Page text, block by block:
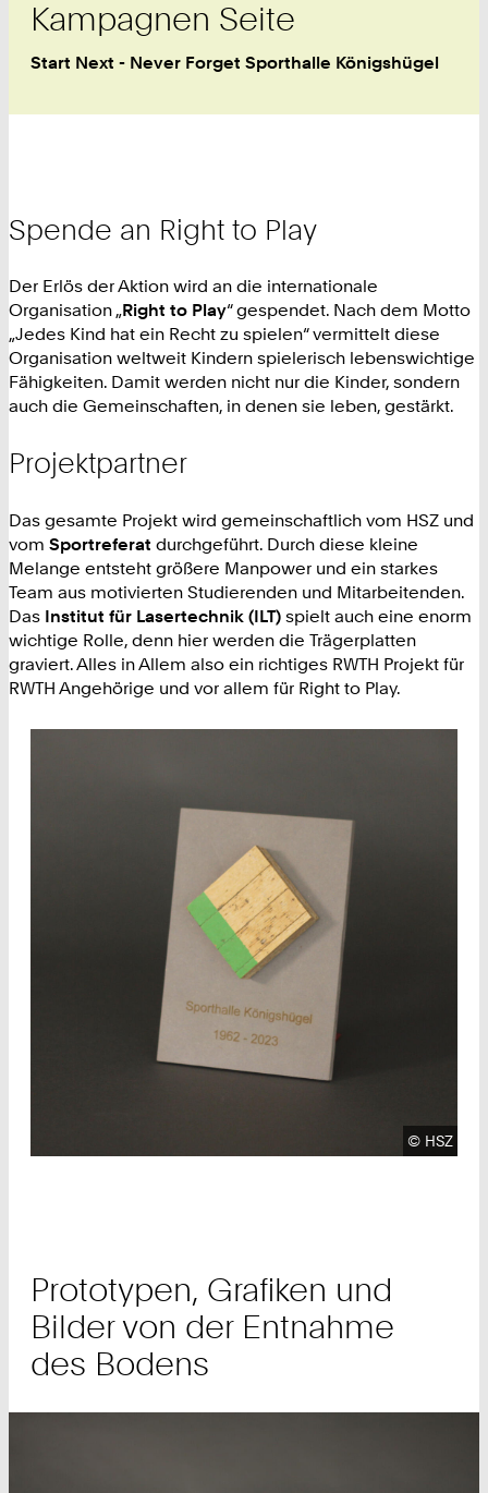
Kampagnen Seite
Start Next - Never Forget Sporthalle Königshügel
Spende an Right to Play
Der Erlös der Aktion wird an die internationale
Organisation „Right to Play“ gespendet. Nach dem Motto
„Jedes Kind hat ein Recht zu spielen“ vermittelt diese
Organisation weltweit Kindern spielerisch lebenswichtige
Fähigkeiten. Damit werden nicht nur die Kinder, sondern
auch die Gemeinschaften, in denen sie leben, gestärkt.
Projektpartner
Das gesamte Projekt wird gemeinschaftlich vom HSZ und
vom Sportreferat durchgeführt. Durch diese kleine
Melange entsteht größere Manpower und ein starkes
Team aus motivierten Studierenden und Mitarbeitenden.
Das Institut für Lasertechnik (ILT) spielt auch eine enorm
wichtige Rolle, denn hier werden die Trägerplatten
graviert. Alles in Allem also ein richtiges RWTH Projekt für
RWTH Angehörige und vor allem für Right to Play.
© HSZ
Prototypen, Grafiken und
Bilder von der Entnahme
des Bodens